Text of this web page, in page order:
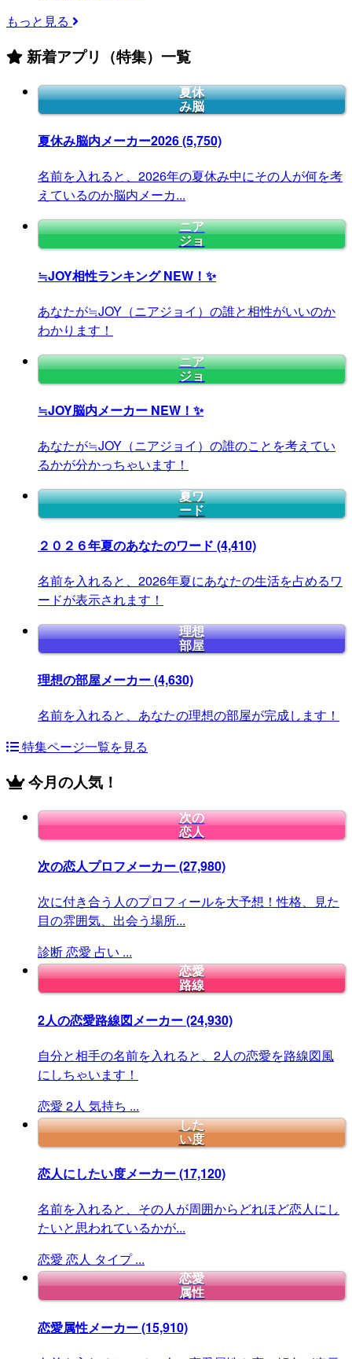
もっと見る
新着アプリ（特集）一覧
夏休
み脳
夏休み脳内メーカー2026(5,750)
名前を入れると、2026年の夏休み中にその人が何を考
えているのか脳内メーカ...
ニア
ジョ
≒JOY相性ランキングNEW！✨
あなたが≒JOY（ニアジョイ）の誰と相性がいいのか
わかります！
ニア
ジョ
≒JOY脳内メーカー NEW！✨
あなたが≒JOY（ニアジョイ）の誰のことを考えてい
るかが分かっちゃいます！
夏ワ
ード
２０２６年夏のあなたのワード (4,410)
名前を入れると、2026年夏にあなたの生活を占めるワ
ードが表示されます！
理想
部屋
理想の部屋メーカー(4,630)
名前を入れると、あなたの理想の部屋が完成します！
特集ページ一覧を見る
今月の人気！
次の
恋人
次の恋人プロフメーカー(27,980)
次に付き合う人のプロフィールを大予想！性格、見た
目の雰囲気、出会う場所...
診断恋愛 占い ...
恋愛
路線
2人の恋愛路線図メーカー(24,930)
自分と相手の名前を入れると、2人の恋愛を路線図風
にしちゃいます！
恋愛 2人 気持ち ...
した
い度
恋人にしたい度メーカー(17,120)
名前を入れると、その人が周囲からどれほど恋人にし
たいと思われているかが...
恋愛 恋人 タイプ ...
恋愛
属性
恋愛属性メーカー(15,910)